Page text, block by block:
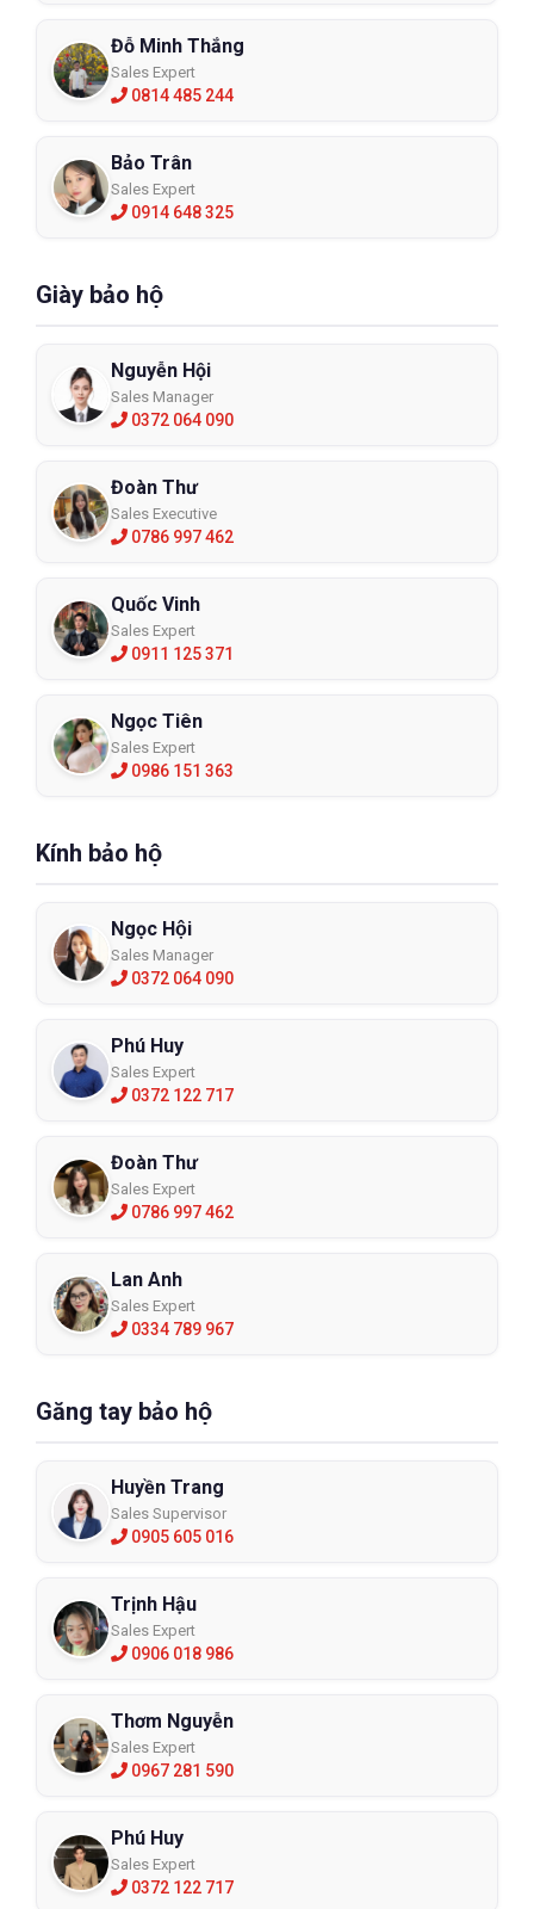
Đỗ Minh Thắng
Sales Expert
0814 485 244
Bảo Trân
Sales Expert
0914 648 325
Giày bảo hộ
Nguyễn Hội
Sales Manager
0372 064 090
Đoàn Thư
Sales Executive
0786 997 462
Quốc Vinh
Sales Expert
0911 125 371
Ngọc Tiên
Sales Expert
0986 151 363
Kính bảo hộ
Ngọc Hội
Sales Manager
0372 064 090
Phú Huy
Sales Expert
0372 122 717
Đoàn Thư
Sales Expert
0786 997 462
Lan Anh
Sales Expert
0334 789 967
Găng tay bảo hộ
Huyền Trang
Sales Supervisor
0905 605 016
Trịnh Hậu
Sales Expert
0906 018 986
Thơm Nguyễn
Sales Expert
0967 281 590
Phú Huy
Sales Expert
0372 122 717